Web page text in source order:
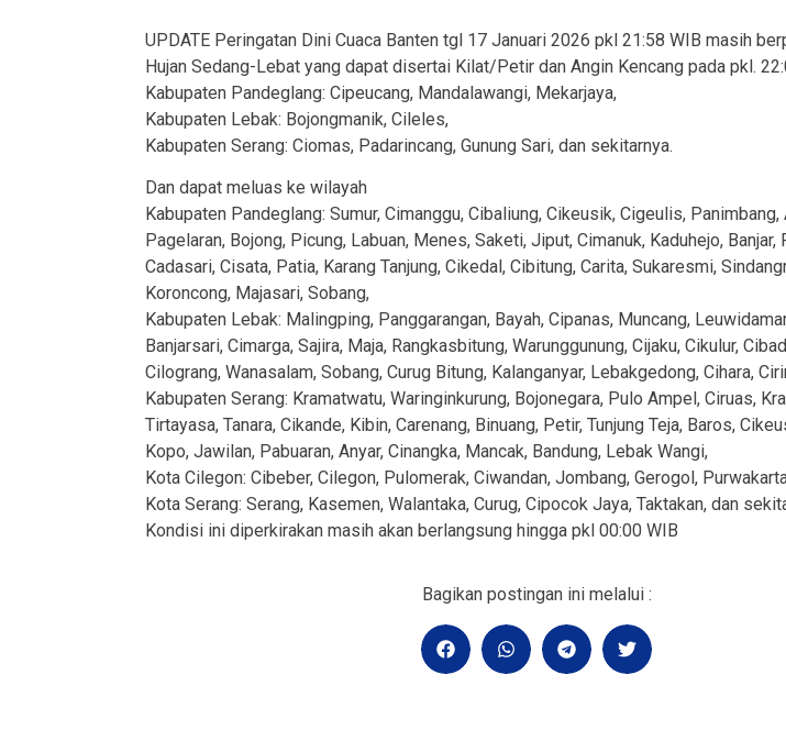
UPDATE Peringatan Dini Cuaca Banten tgl 17 Januari 2026 pkl 21:58 WIB masih
Hujan Sedang-Lebat yang dapat disertai Kilat/Petir dan Angin Kencang pada pkl.
Kabupaten Pandeglang: Cipeucang, Mandalawangi, Mekarjaya,
Kabupaten Lebak: Bojongmanik, Cileles,
Kabupaten Serang: Ciomas, Padarincang, Gunung Sari, dan sekitarnya.
Dan dapat meluas ke wilayah
Kabupaten Pandeglang: Sumur, Cimanggu, Cibaliung, Cikeusik, Cigeulis, Panimbang,
Pagelaran, Bojong, Picung, Labuan, Menes, Saketi, Jiput, Cimanuk, Kaduhejo, Banjar,
Cadasari, Cisata, Patia, Karang Tanjung, Cikedal, Cibitung, Carita, Sukaresmi,
Koroncong, Majasari, Sobang,
Kabupaten Lebak: Malingping, Panggarangan, Bayah, Cipanas, Muncang,
Banjarsari, Cimarga, Sajira, Maja, Rangkasbitung, Warunggunung, Cijaku, Cikulur,
Cilograng, Wanasalam, Sobang, Curug Bitung, Kalanganyar, Lebakgedong, Cihara,
Kabupaten Serang: Kramatwatu, Waringinkurung, Bojonegara, Pulo Ampel, Ciruas,
Tirtayasa, Tanara, Cikande, Kibin, Carenang, Binuang, Petir, Tunjung Teja, Baros,
Kopo, Jawilan, Pabuaran, Anyar, Cinangka, Mancak, Bandung, Lebak Wangi,
Kota Cilegon: Cibeber, Cilegon, Pulomerak, Ciwandan, Jombang, Gerogol,
Kota Serang: Serang, Kasemen, Walantaka, Curug, Cipocok Jaya, Taktakan, dan
Kondisi ini diperkirakan masih akan berlangsung hingga pkl 00:00 WIB
Bagikan postingan ini melalui :